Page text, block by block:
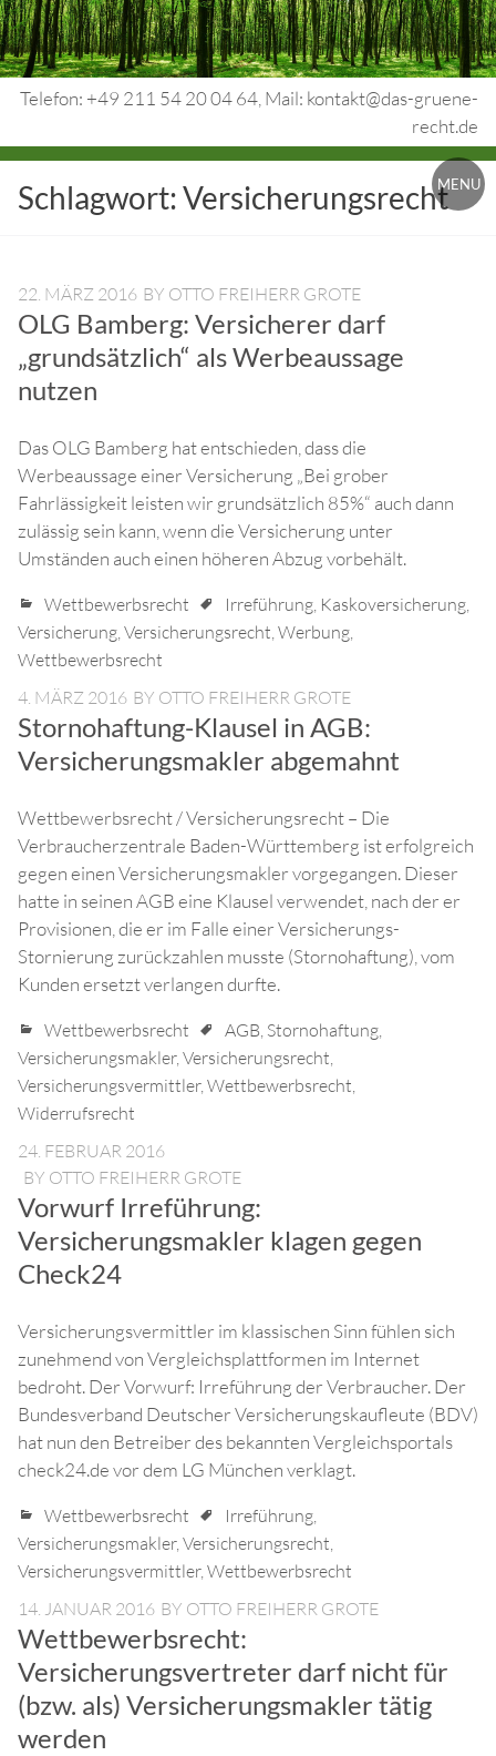
Skip
to
content
Telefon: +49 211 54 20 04 64, Mail: kontakt@das-gruene-
recht.de
Urheberrecht.
Medienrecht.
Rechtsschutz.
MENU
Schlagwort:Versicherungsrecht
22. MÄRZ 2016 BY OTTO FREIHERR GROTE
OLG Bamberg: Versicherer darf
„grundsätzlich“ als Werbeaussage
nutzen
Das OLG Bamberg hat entschieden, dass die
Werbeaussage einer Versicherung „Bei grober
Fahrlässigkeit leisten wir grundsätzlich 85%“ auch dann
zulässig sein kann, wenn die Versicherung unter
Umständen auch einen höheren Abzug vorbehält.
Wettbewerbsrecht Irreführung, Kaskoversicherung,
Versicherung,Versicherungsrecht,Werbung,
Wettbewerbsrecht
4. MÄRZ 2016 BY OTTO FREIHERR GROTE
Stornohaftung-Klausel in AGB:
Versicherungsmakler abgemahnt
Wettbewerbsrecht / Versicherungsrecht – Die
Verbraucherzentrale Baden-Württemberg ist erfolgreich
gegen einen Versicherungsmakler vorgegangen. Dieser
hatte in seinen AGB eine Klausel verwendet, nach der er
Provisionen, die er im Falle einer Versicherungs-
Stornierung zurückzahlen musste (Stornohaftung), vom
Kunden ersetzt verlangen durfte.
Wettbewerbsrecht AGB, Stornohaftung,
Versicherungsmakler,Versicherungsrecht,
Versicherungsvermittler,Wettbewerbsrecht,
Widerrufsrecht
24. FEBRUAR 2016
BY OTTO FREIHERR GROTE
Vorwurf Irreführung:
Versicherungsmakler klagen gegen
Check24
Versicherungsvermittler im klassischen Sinn fühlen sich
zunehmend von Vergleichsplattformen im Internet
bedroht. Der Vorwurf: Irreführung der Verbraucher. Der
Bundesverband Deutscher Versicherungskaufleute (BDV)
hat nun den Betreiber des bekannten Vergleichsportals
check24.de vor dem LG München verklagt.
Wettbewerbsrecht Irreführung,
Versicherungsmakler,Versicherungsrecht,
Versicherungsvermittler,Wettbewerbsrecht
14. JANUAR 2016 BY OTTO FREIHERR GROTE
Wettbewerbsrecht:
Versicherungsvertreter darf nicht für
(bzw. als) Versicherungsmakler tätig
werden